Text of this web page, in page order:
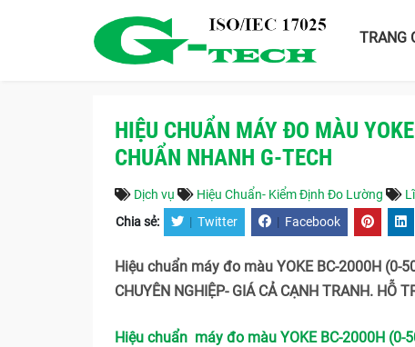
TRANG
HIỆU CHUẨN MÁY ĐO MÀU
CHUẨN NHANH G-TECH
Dịch vụ Hiệu Chuẩn- Kiểm Định Đo Lường
Chia sẻ: | Twitter | Facebook
Hiệu chuẩn máy đo màu YOKE BC-2000H (0-
CHUYÊN NGHIỆP- GIÁ CẢ CẠNH TRANH. HỖ
Hiệu chuẩn máy đo màu YOKE BC-2000H (0-